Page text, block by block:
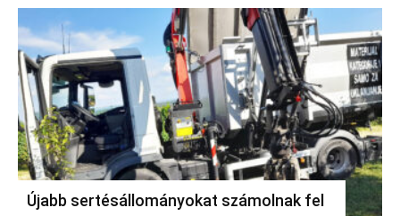
Újabb sertésállományokat számolnak fel